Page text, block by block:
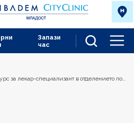
Запази
час
за лекар-специализант в отделението по